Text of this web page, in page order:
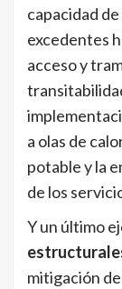
capacidad
excedentes
acceso y
a olas de
potable y la
de los
Y un último
mitigación